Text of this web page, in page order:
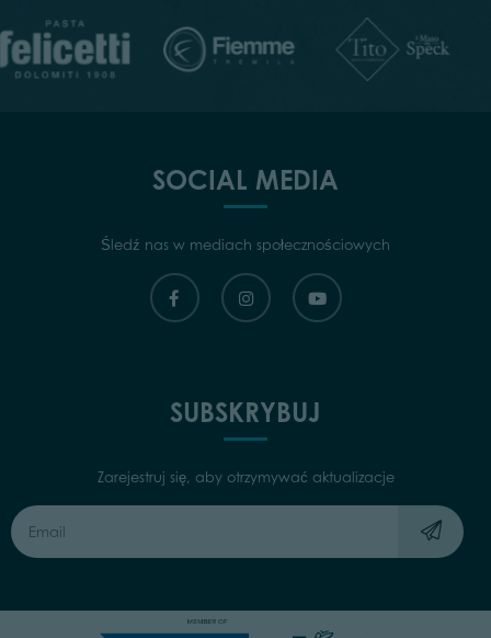
SOCIAL MEDIA
Śledź nas w mediach społecznościowych
SUBSKRYBUJ
Zarejestruj się, aby otrzymywać aktualizacje